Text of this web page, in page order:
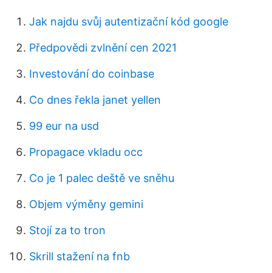
Jak najdu svůj autentizační kód google
Předpovědi zvlnění cen 2021
Investování do coinbase
Co dnes řekla janet yellen
99 eur na usd
Propagace vkladu occ
Co je 1 palec deště ve sněhu
Objem výměny gemini
Stojí za to tron
Skrill stažení na fnb